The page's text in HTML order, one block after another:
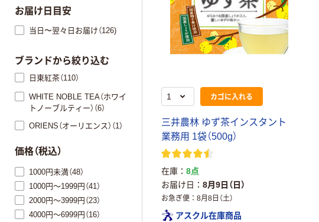
カゴに入れる
三井農林 ゆず茶インスタント
業務用 1袋（500g）
在庫
8点
お届け日
8月9日（日）
お急ぎ便 8月8日（土）
アスクル在庫商品
お届け日目安
当日〜翌々日お届け（126)
ブランドから絞り込む
日東紅茶（110）
WHITE NOBLE TEA（ホワイ
トノーブルティー）（6）
ORIENS（オーリエンス）（1）
価格（税込）
1000円未満（48）
1000円～1999円（41）
2000円～3999円（23）
4000円～6999円（16）